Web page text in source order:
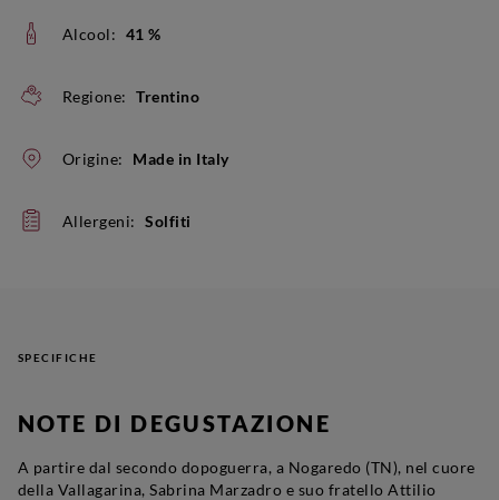
Alcool: 41 %
Regione: Trentino
Origine: Made in Italy
Allergeni: Solfiti
SPECIFICHE
NOTE DI DEGUSTAZIONE
A partire dal secondo dopoguerra, a Nogaredo (TN), nel cuore
della Vallagarina, Sabrina Marzadro e suo fratello Attilio